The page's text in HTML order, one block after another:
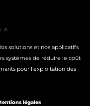
solutions et nos applicatifs
systèmes de réduire le coût
pour l’exploitation des
légales